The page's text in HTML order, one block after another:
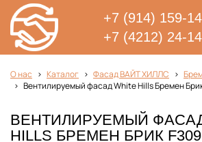
+7 (914) 159-
+7 (4212) 24-
О нас Каталог Фасад ВАЙТ ХИЛЛС
Вентилируемый фасад White Hills Бремен
ВЕНТИЛИРУЕМЫЙ ФАСАД
HILLS БРЕМЕН БРИК